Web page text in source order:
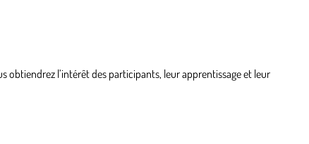
l’intérêt des participants, leur apprentissage et leur